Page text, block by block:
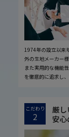
1974年の設立以来
外の生地メーカー
また実用的な機能
を徹底的に追求し
こだわり
2
厳
安